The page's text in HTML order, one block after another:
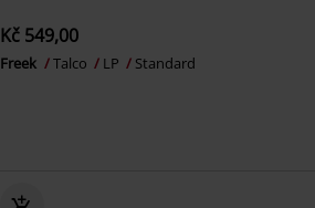
Kč 549,00
Freek Talco LP Standard